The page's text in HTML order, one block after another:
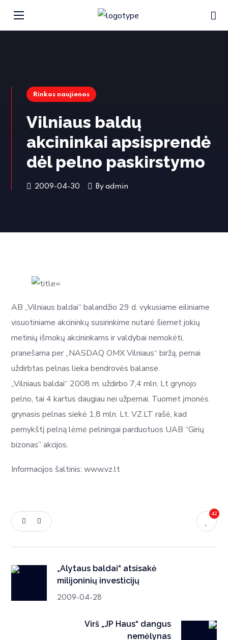
Rinkos naujienos
Vilniaus baldų
akcininkai apsisprendė
dėl pelno paskirstymo
2009-04-30 Byadmin
AB „Vilniaus baldai“ balandžio 29 d. vykusiame eiliniame
visuotiniame akcininkų susirinkime nutarė šiemet jokių
metinių išmokų akcininkams ir valdybai nemokėti,
pranešama per „NASDAQ OMX Vilniaus“ biržą, pernai
uždirbtas pelnas lieka bendrovės balanse.
„Vilniaus baldai“ 2008 m. uždirbo 7,4 mln. Lt grynojo
pelno, tai 4 kartus daugiau nei užpernai. Tuomet įmonės
grynasis pelnas siekė 1,8 mln. Lt. VZ.LT rašė, kad
pernykštį pelną lėmė pelningai parduotuos UAB “Girių
bizonas” akcijos.
Informacijos šaltinis: www.vz.lt
42
„Alytaus baldai“ atsisakė
milijoninių investicijų
2009-04-28
Virš „JP Haus“ dangus
nemėlynas